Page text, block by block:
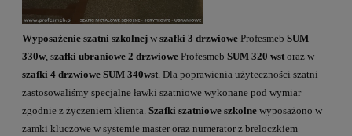
Wyposażenie szatni szkolnej w szafki 3 drzwiowe Profesmeb SUM
330w, szafki ubraniowe 2 drzwiowe Profesmeb SUM 320 wst oraz w
szafki 4 drzwiowe SUM 340wst. Dla poprawienia użyteczności szatni
zastosowaliśmy specjalne ławki szatniowe wykonane pod wymiar
zgodnie z życzeniem klienta. Szafki szatniowe szkolne wyposażono w
zamki kluczowe w systemie master oraz numerator z breloczkiem